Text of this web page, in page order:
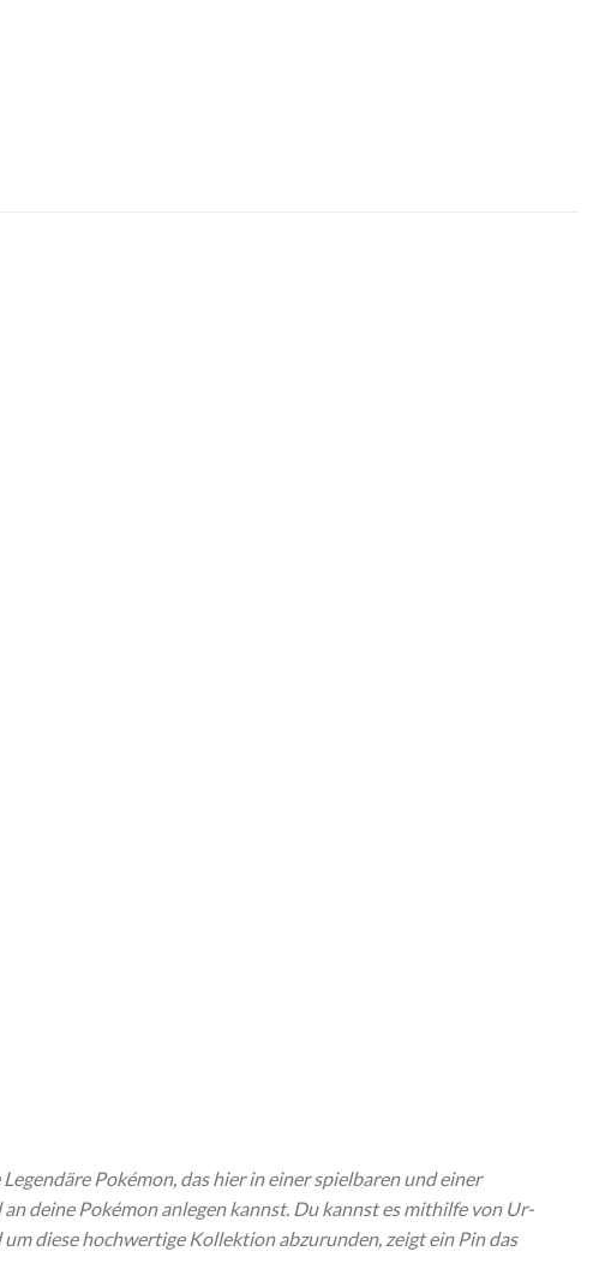
Pokémon, das hier in einer spielbaren und einer
deine Pokémon anlegen kannst. Du kannst es mithilfe von Ur-
diese hochwertige Kollektion abzurunden, zeigt ein Pin das